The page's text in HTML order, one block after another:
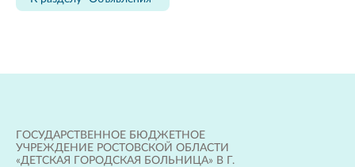
ГОСУДАРСТВЕННОЕ БЮДЖЕТНОЕ
УЧРЕЖДЕНИЕ РОСТОВСКОЙ ОБЛАСТИ
«ДЕТСКАЯ ГОРОДСКАЯ БОЛЬНИЦА» В Г.